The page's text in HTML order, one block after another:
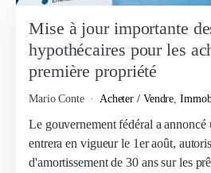
Mise à jour importante
hypothécaires pour les
première propriété
Mario Conte Acheter / Vendre ,
Le gouvernement fédéral a
entrera en vigueur le 1er août,
d'amortissement de 30 ans sur les